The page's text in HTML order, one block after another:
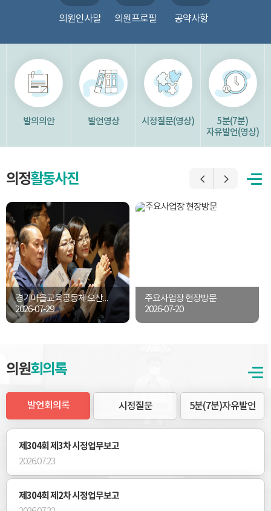
의원인사말 의원프로필 공약사항
발의의안 발언영상 시정질문(영상)
5분(7분)
자유발언(영상)
의정활동사진
경기마을교육공동체 오산지부 출범식
2026-07-29
주요사업장 현장방문
2026-07-20
의원회의록
발언회의록
제304회 제3차 시정업무보고
2026.07.23
제304회 제2차 시정업무보고
시정질문 5분(7분)자유발언